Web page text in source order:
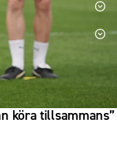
köra tillsammans”